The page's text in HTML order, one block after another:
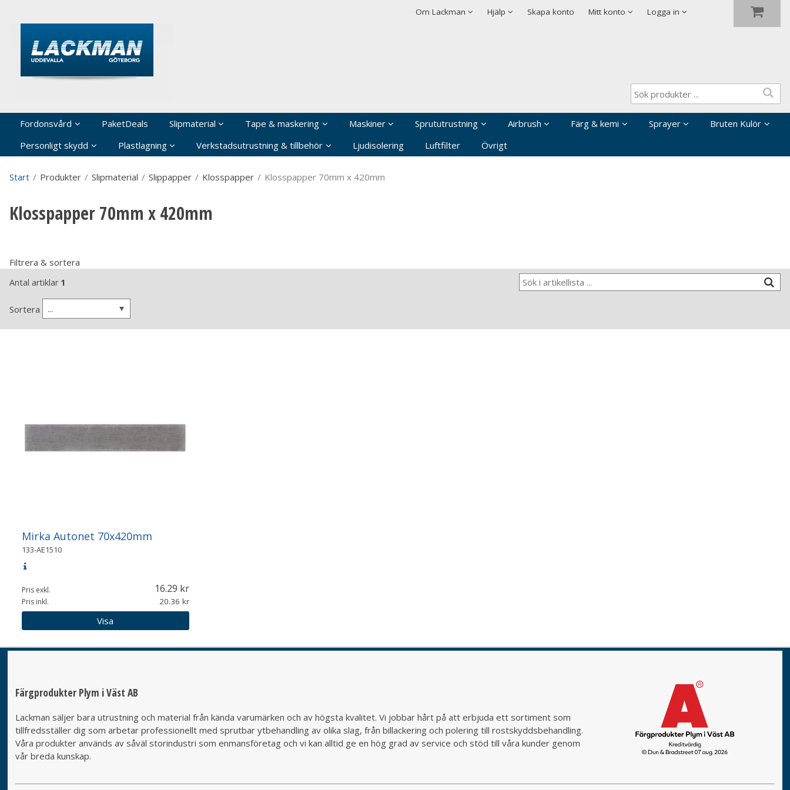
Om Lackman
Villkor Hjälp
Integritetspolicy Skapa konto Mitt konto Logga in
Skapa nytt konto
Fordonsvård PaketDeals Slipmaterial Tape & maskering Maskiner Sprututrustning Airbrush Färg & kemi Sprayer
Bruten Kulör
Personligt skydd
Plastlagning Verkstadsutrustning & tillbehör Ljudisolering Luftfilter Övrigt
Start / Produkter / Slipmaterial / Slippapper / Klosspapper / Klosspapper 70mm x 420mm
Klosspapper 70mm x 420mm
Filtrera & sortera
Antal artiklar 1
Sortera ...
Mirka Autonet 70x420mm
133-AE1510
Pris exkl. 16.29
Pris inkl. 20.36
Visa
Färgprodukter Plym i Väst AB
Lackman säljer bara utrustning och material från kända varumärken och av högsta kvalitet. Vi jobbar hårt på att erbjuda ett sortiment som
tillfredsställer dig som arbetar professionellt med sprutbar ytbehandling av olika slag, från billackering och polering till rostskyddsbehandling.
Våra produkter används av såväl storindustri som enmansföretag och vi kan alltid ge en hög grad av service och stöd till våra kunder genom
vår breda kunskap.